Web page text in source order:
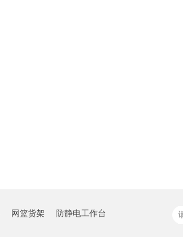
网篮货架 防静电工作台